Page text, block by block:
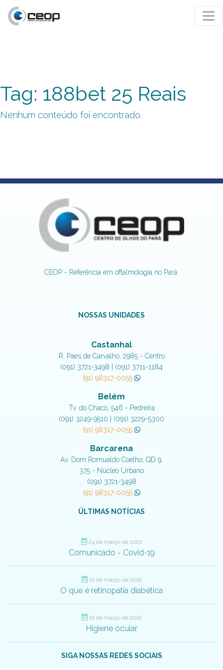
Tag: 188bet 25 Reais
Nenhum conteúdo foi encontrado.
CEOP - Referência em oftalmologia no Pará.
NOSSAS UNIDADES
Castanhal
R. Paes de Carvalho, 2985 - Centro
(091) 3721-3498 | (091) 3711-1184
(91) 98317-0055
Belém
Tv. do Chaco, 546 - Pedreira
(091) 3249-9510 | (091) 3229-5300
(91) 98317-0055
Barcarena
Av. Dom Romualdo Coelho, QD 9,
375 - Núcleo Urbano
(091) 3721-3498
(91) 98317-0055
ÚLTIMAS NOTÍCIAS
24 de março de 2020
Comunicado - Covid-19
16 de março de 2016
O que é retinopatia diabética
16 de março de 2016
Higiene ocular
SIGA NOSSAS REDES SOCIAIS